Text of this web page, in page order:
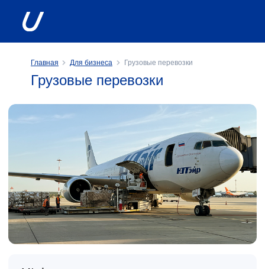
Грузовые перевозки
Главная Для бизнеса Грузовые перевозки
Utair оказывает услуги
по организации грузовых перевозок
Авиакомпания осуществляет перевозку груза
и почты в грузовых отсеках пассажирских